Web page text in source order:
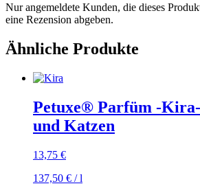
Nur angemeldete Kunden, die dieses
eine Rezension abgeben.
Ähnliche Produkte
Petuxe® Parfüm -
und Katzen
13,75 €
137,50 € /l